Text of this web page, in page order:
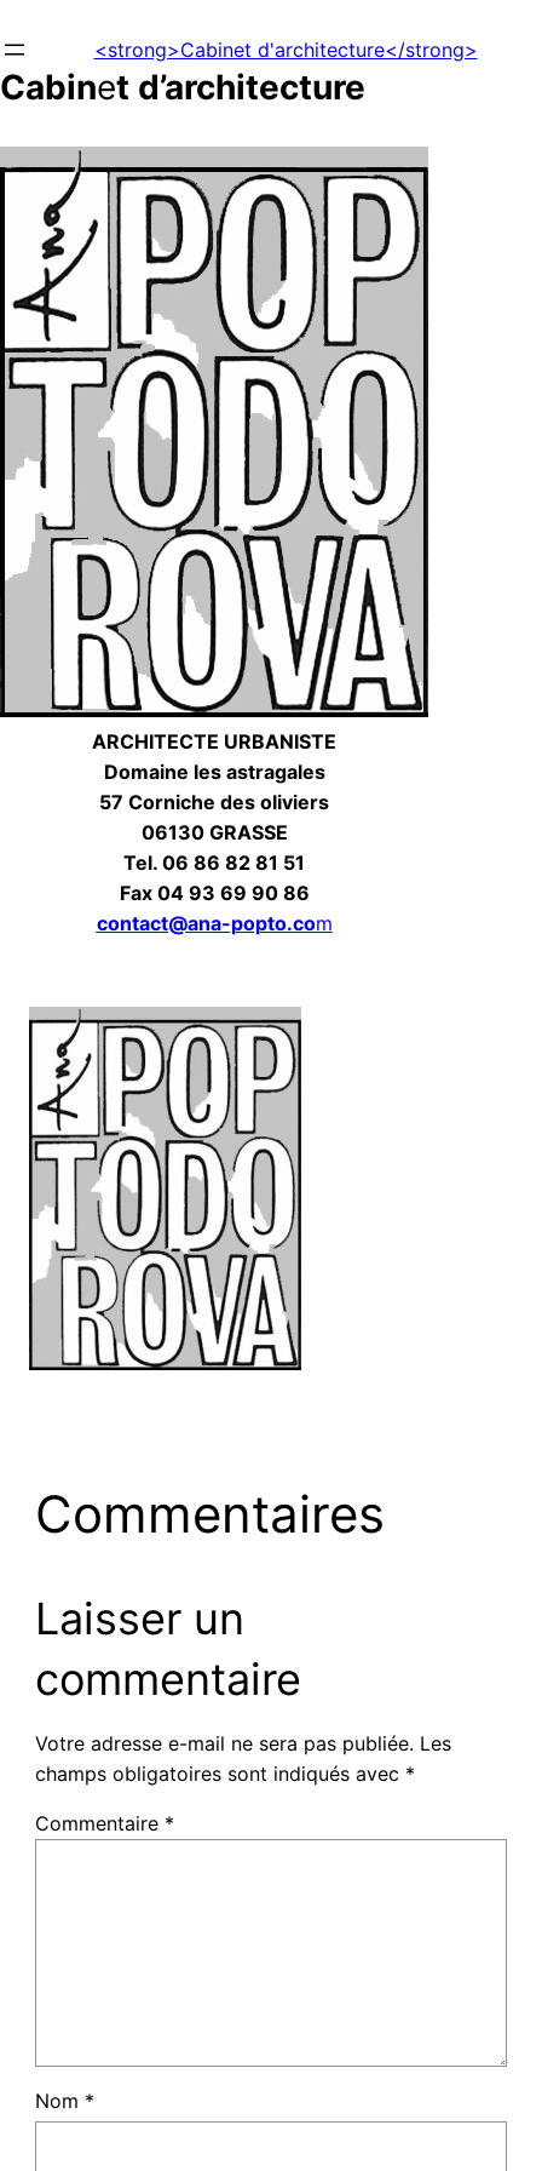
au
contenu
<strong>Cabinet d'architecture</strong>
Cabinet d’architecture
ARCHITECTE URBANISTE
Domaine les astragales
57 Corniche des oliviers
06130 GRASSE
Tel. 06 86 82 81 51
Fax 04 93 69 90 86
contact@ana-popto.com
Commentaires
Laisser un
commentaire
Votre adresse e-mail ne sera pas publiée. Les
champs obligatoires sont indiqués avec *
Commentaire *
Nom *